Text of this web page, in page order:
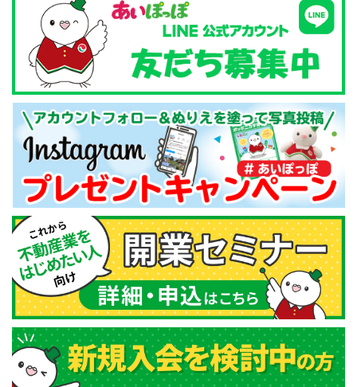
り、個人情報の取り扱いに関する業務の一部を外部に委
託することがあります。個人情報を第三者に預託すると
き、及び必要な範囲内で個人データを外部委託するとき
は、十分な個人情報の保護の水準を満たしている委託先
を選定し、個人情報の保護に関する委託契約を締結する
とともに、委託先に対する適切な管理・監督を徹底しま
す。
７．個人情報の開示請求及び訂正、利用停止の方法
当社では、ご本人より個人情報に関する利用目的の通知
又は開示、訂正・追加・削除、利用の停止・消去、及び
第三者への提供の停止（以下併せて「開示等」といいま
す。）のお申し出があったときは、開示等を行います。
ただし、以下に該当する場合は、開示等に応じられない
ことがあります。
（１） 本人又は第三者の生命、身体又は財産その他の権
利・利益を害するおそれがある場合。
（２） ・当社の適正な業務に著しい支障を及ぼすおそれ
がある場合。